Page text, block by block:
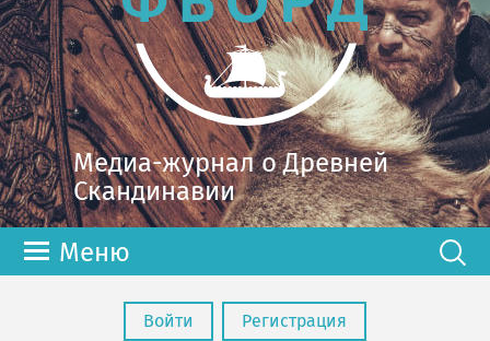
Медиа-журнал о Древней
Скандинавии
Меню
Войти Регистрация